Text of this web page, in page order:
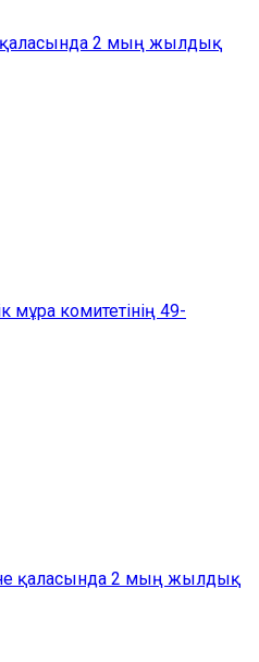
қаласында 2 мың жылдық
комитетінің 49-
қаласында 2 мың жылдық